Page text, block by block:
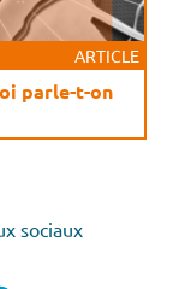
ARTICLE
parle-t-on
sociaux